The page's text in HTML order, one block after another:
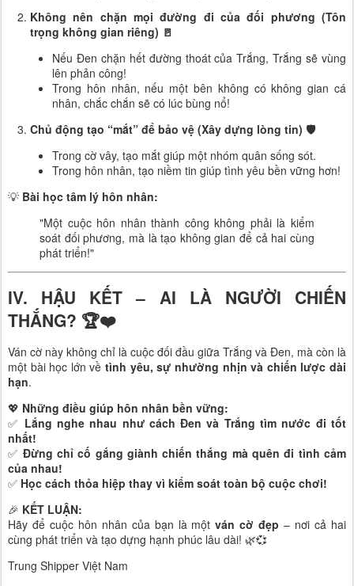
Không nên chặn mọi đường đi của đối phương (Tôn
trọng không gian riêng) 🚪
Nếu Đen chặn hết đường thoát của Trắng, Trắng sẽ vùng
lên phản công!
Trong hôn nhân, nếu một bên không có không gian cá
nhân, chắc chắn sẽ có lúc bùng nổ!
Chủ động tạo “mắt” để bảo vệ (Xây dựng lòng tin) 🛡️
Trong cờ vây, tạo mắt giúp một nhóm quân sống sót.
Trong hôn nhân, tạo niềm tin giúp tình yêu bền vững hơn!
💡 Bài học tâm lý hôn nhân:
"Một cuộc hôn nhân thành công không phải là kiểm
soát đối phương, mà là tạo không gian để cả hai cùng
phát triển!"
IV. HẬU KẾT – AI LÀ NGƯỜI CHIẾN
THẮNG? 🏆❤️
Ván cờ này không chỉ là cuộc đối đầu giữa Trắng và Đen, mà còn là
một bài học lớn vềtình yêu, sự nhường nhịn và chiến lược dài
hạn.
💖 Những điều giúp hôn nhân bền vững:
✅ Lắng nghe nhau như cách Đen và Trắng tìm nước đi tốt
nhất!
✅ Đừng chỉ cố gắng giành chiến thắng mà quên đi tình cảm
của nhau!
✅ Học cách thỏa hiệp thay vì kiểm soát toàn bộ cuộc chơi!
🎉 KẾT LUẬN:
Hãy để cuộc hôn nhân của bạn là mộtván cờ đẹp – nơi cả hai
cùng phát triển và tạo dựng hạnh phúc lâu dài! 🌿💞
Trung Shipper Việt Nam